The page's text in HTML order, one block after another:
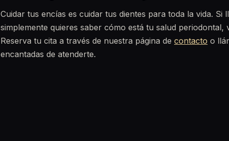
Cuidar tus encías es cuidar tus dientes para toda la vida. Si
simplemente quieres saber cómo está tu salud
Reserva tu cita a través de nuestra página de contacto o
encantadas de atenderte.